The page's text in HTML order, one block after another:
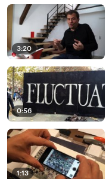
3:20
0:56
1:13